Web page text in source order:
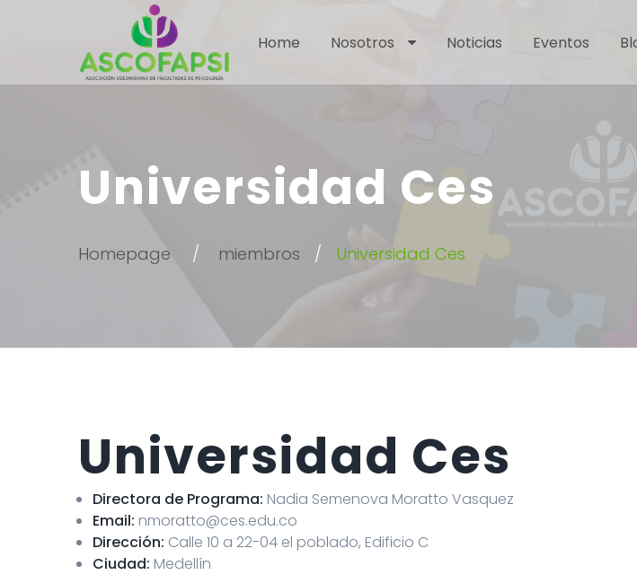
Home Nosotros Noticias Eventos
Universidad Ces
Homepage miembros Universidad Ces
Universidad Ces
Directora de Programa: Nadia Semenova Moratto Vasquez
Email: nmoratto@ces.edu.co
Dirección: Calle 10 a 22-04 el poblado, Edificio C
Ciudad: Medellín